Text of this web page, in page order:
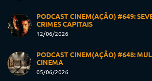
PODCAST CINEM(AÇÃO) #649:
CRIMES CAPITAIS
12/06/2026
PODCAST CINEM(AÇÃO) #648:
CINEMA
05/06/2026